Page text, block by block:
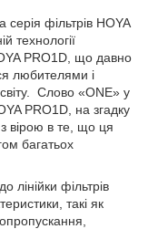
фільтрів HOYA
технології
PRO1D, що давно
любителями і
Слово «ONE» у
PRO1D, на згадку
вірою в те, що ця
багатьох
лінійки фільтрів
такі як